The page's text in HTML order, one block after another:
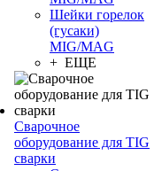
Шейки горелок
(гусаки)
MIG/MAG
+ ЕЩЕ
Сварочное
оборудование для TIG
сварки